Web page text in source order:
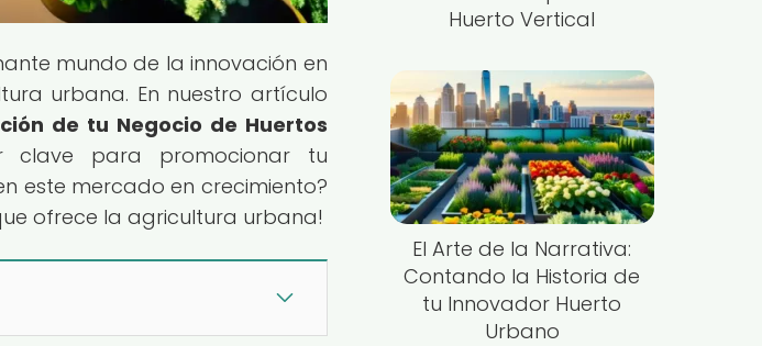
mundo de la innovación en
urbana. En nuestro artículo
de tu Negocio de Huertos
clave para promocionar tu
este mercado en crecimiento?
ofrece la agricultura urbana!
Huerto Vertical
El Arte de la Narrativa:
Contando la Historia de
tu Innovador Huerto
Urbano